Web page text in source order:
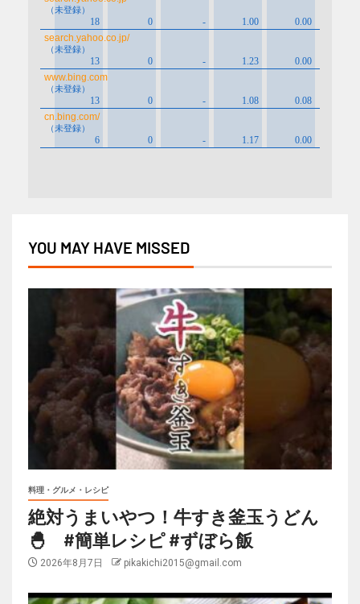
YOU MAY HAVE MISSED
料理・グルメ・レシピ
絶対うまいやつ！牛すき釜玉うどん
🐣 #簡単レシピ #ずぼら飯
2026年8月7日 pikakichi2015@gmail.com